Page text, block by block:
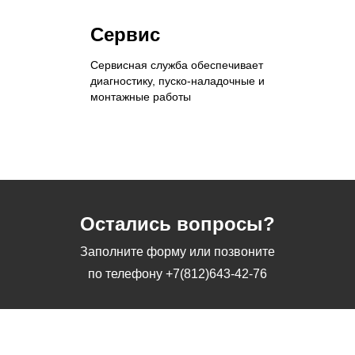
Сервис
Сервисная служба обеспечивает
диагностику, пуско-наладочные и
монтажные работы
Остались вопросы?
Заполните форму или позвоните
по телефону +7(812)643-42-76